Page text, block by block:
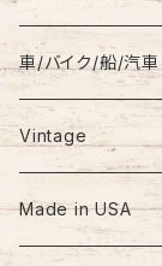
車/バイク/船/汽車
Vintage
60s-70s
Made in USA